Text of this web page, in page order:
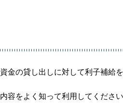
金の貸し出しに対して利子補給
容をよく知って利用してください